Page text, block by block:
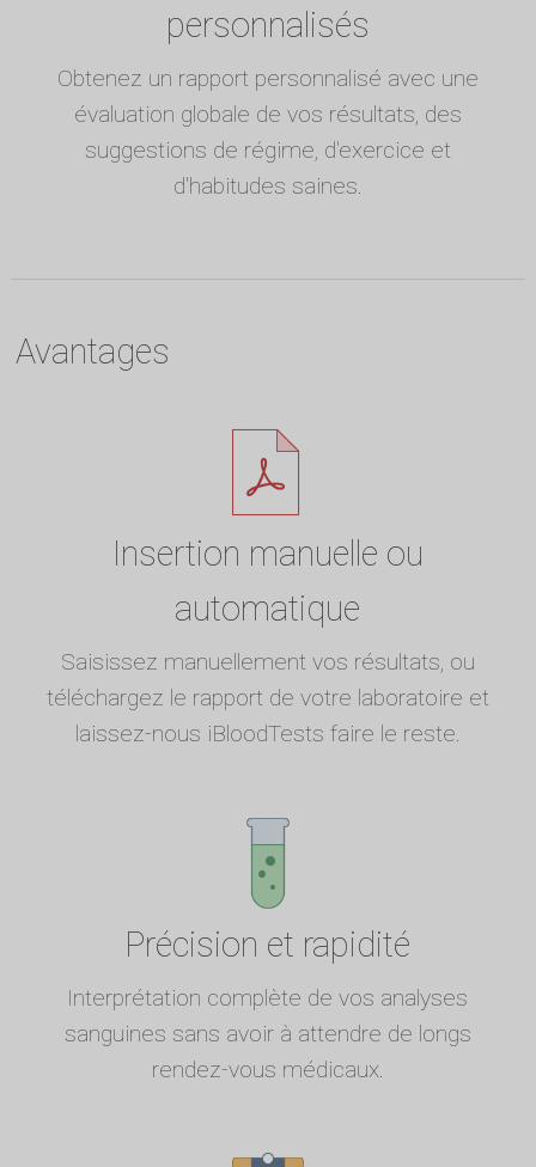
personnalisés
Obtenez un rapport personnalisé avec une
évaluation globale de vos résultats, des
suggestions de régime, d'exercice et
d'habitudes saines.
Avantages
Insertion manuelle ou
automatique
Saisissez manuellement vos résultats, ou
téléchargez le rapport de votre laboratoire et
laissez-nous iBloodTests faire le reste.
Précision et rapidité
Interprétation complète de vos analyses
sanguines sans avoir à attendre de longs
rendez-vous médicaux.